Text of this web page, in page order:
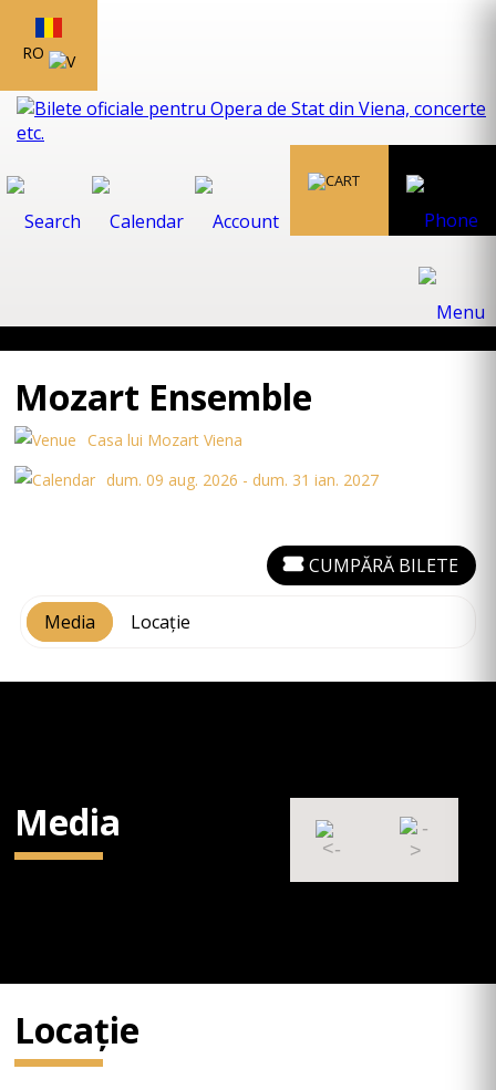
RO
Mozart Ensemble
Casa lui Mozart Viena
dum. 09 aug. 2026 - dum. 31 ian. 2027
Media Locație
CUMPĂRĂ BILETE
Media
Locație